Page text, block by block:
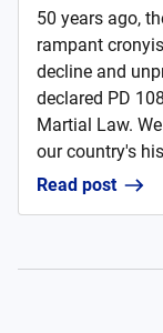
50 years ago,
rampant
decline and
declared PD
Martial Law.
our country's
Read post